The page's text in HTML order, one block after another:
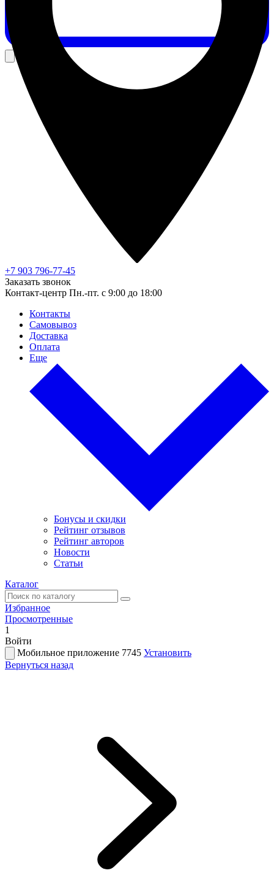
+7 903 796-77-45
Заказать звонок
Контакт-центр Пн.-пт. с 9:00 до 18:00
Контакты
Самовывоз
Доставка
Оплата
Еще
Бонусы и скидки
Рейтинг отзывов
Рейтинг авторов
Новости
Статьи
Каталог
Избранное
Просмотренные
1
Войти
Мобильное приложение 7745 Установить
Вернуться назад